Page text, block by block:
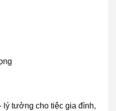
lý tưởng cho tiệc gia đình,